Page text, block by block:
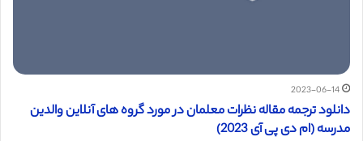
2023-06-14
دانلود ترجمه مقاله نظرات معلمان در مورد گروه های آنلاین والدین
مدرسه (ام دی پی آی 2023)